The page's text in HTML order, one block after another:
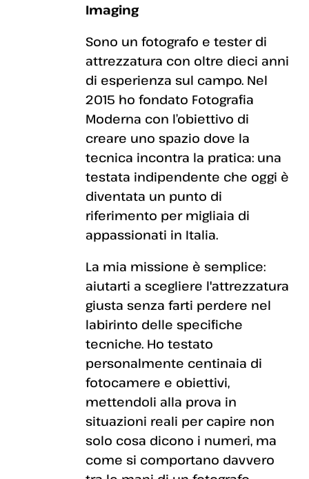
Imaging
Sono un fotografo e tester di
attrezzatura con oltre dieci anni
di esperienza sul campo. Nel
2015 ho fondato Fotografia
Moderna con l’obiettivo di
creare uno spazio dove la
tecnica incontra la pratica: una
testata indipendente che oggi è
diventata un punto di
riferimento per migliaia di
appassionati in Italia.
La mia missione è semplice:
aiutarti a scegliere l'attrezzatura
giusta senza farti perdere nel
labirinto delle specifiche
tecniche. Ho testato
personalmente centinaia di
fotocamere e obiettivi,
mettendoli alla prova in
situazioni reali per capire non
solo cosa dicono i numeri, ma
come si comportano davvero